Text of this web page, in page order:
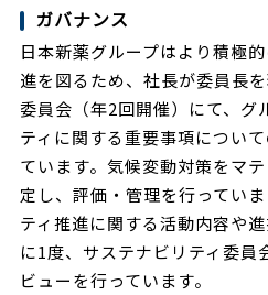
ガバナンス
日本新薬グループはより積極
進を図るため、社長が委員長
委員会（年2回開催）にて、グ
ティに関する重要事項につい
ています。気候変動対策をマ
定し、評価・管理を行ってい
ティ推進に関する活動内容や
に1度、サステナビリティ委員
ビューを行っています。